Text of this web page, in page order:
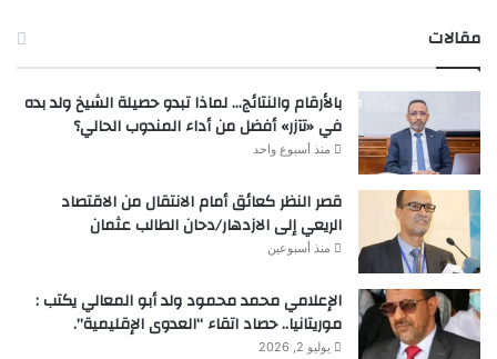
مقالات
بالأرقام والنتائج… لماذا تبدو حصيلة الشيخ ولد بده
في «تآزر» أفضل من أداء المندوب الحالي؟
منذ أسبوع واحد
قصر النظر كعائق أمام الانتقال من الاقتصاد
الريعي إلى الازدهار/دحان الطالب عثمان
منذ أسبوعين
الإعلامي محمد محمود ولد أبو المعالي يكتب :
موريتانيا.. حصاد اتقاء “العدوى الإقليمية”.
يوليو 2, 2026